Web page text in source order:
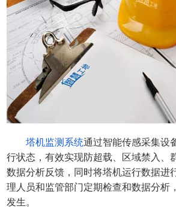
塔机监测系统通过智能传感采集设
行状态，有效实现防超载、区域禁入、
数据分析反馈，同时将塔机运行数据进
理人员和监管部门定期检查和数据分析
发生。